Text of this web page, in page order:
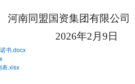
河南同盟国资集团有限公司
2026年2月9日
书.docx
表.xlsx